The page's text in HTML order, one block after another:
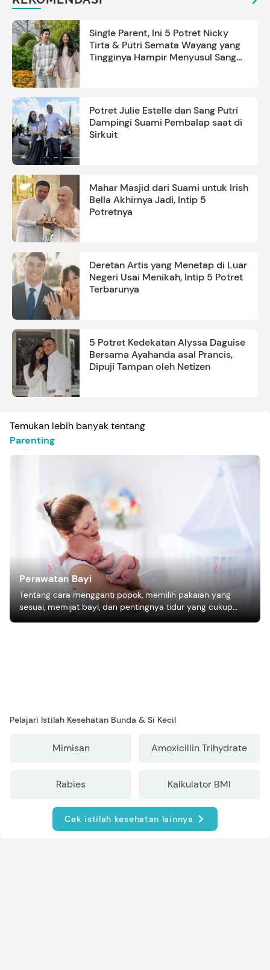
Single Parent, Ini 5 Potret Nicky
Tirta & Putri Semata Wayang yang
Tingginya Hampir Menyusul Sang
Potret Julie Estelle dan Sang Putri
Dampingi Suami Pembalap saat di
Sirkuit
Mahar Masjid dari Suami untuk Irish
Bella Akhirnya Jadi, Intip 5
Potretnya
Deretan Artis yang Menetap di Luar
Negeri Usai Menikah, Intip 5 Potret
Terbarunya
5 Potret Kedekatan Alyssa Daguise
Bersama Ayahanda asal Prancis,
Dipuji Tampan oleh Netizen
Temukan lebih banyak tentang
Parenting
Perawatan Bayi
Tentang cara mengganti popok, memilih pakaian yang
sesuai, memijat bayi, dan pentingnya tidur yang cukup
bagi pertumbuhan bayi.
Pelajari Istilah Kesehatan Bunda & Si Kecil
Mimisan Amoxicillin Trihydrate
Rabies Kalkulator BMI
Cek istilah kesehatan lainnya